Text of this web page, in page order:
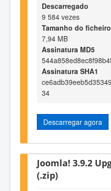
Descarregado
9 584 vezes
Tamanho do ficheiro
7,94 MB
Assinatura MD5
Assinatura SHA1
34
Descarregar agora
Joomla! 3.9.2
(.zip)